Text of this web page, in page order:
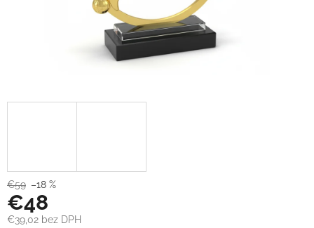
€59 –18 %
€48
€39,02 bez DPH